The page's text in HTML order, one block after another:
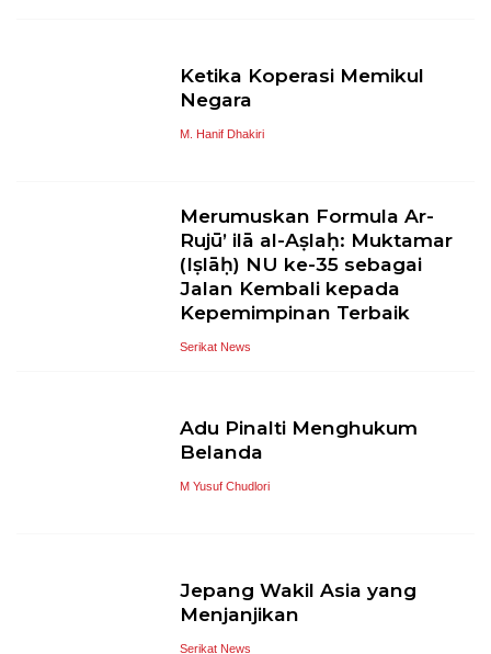
Ketika Koperasi Memikul
Negara
M. Hanif Dhakiri
Merumuskan Formula Ar-
Rujū’ ilā al-Aṣlaḥ: Muktamar
(Iṣlāḥ) NU ke-35 sebagai
Jalan Kembali kepada
Kepemimpinan Terbaik
Serikat News
Adu Pinalti Menghukum
Belanda
M Yusuf Chudlori
Jepang Wakil Asia yang
Menjanjikan
Serikat News